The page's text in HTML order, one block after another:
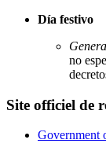
Día festivo
no
Site officiel de
Government